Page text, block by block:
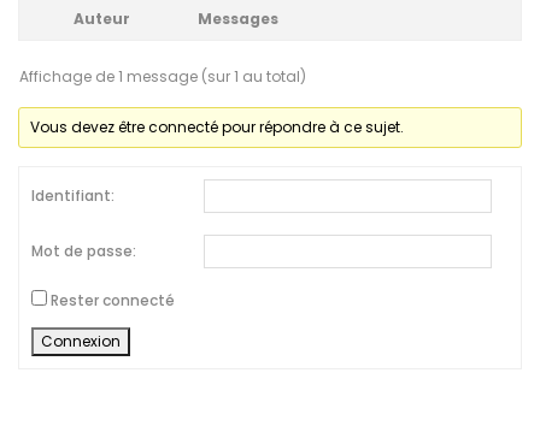
Auteur Messages
Affichage de 1 message (sur 1 au total)
Vous devez être connecté pour répondre à ce sujet.
Identifiant:
Mot de passe:
Rester connecté
Connexion